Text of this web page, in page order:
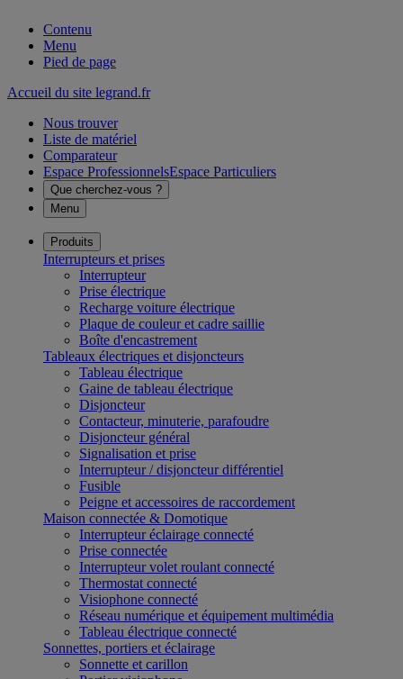
Contenu
Menu
Pied de page
Accueil du site legrand.fr
Nous trouver
Liste de matériel
Comparateur
Espace ProfessionnelsEspace Particuliers
Que cherchez-vous ?
Menu
Produits
Interrupteurs et prises
Interrupteur
Prise électrique
Recharge voiture électrique
Plaque de couleur et cadre saillie
Boîte d'encastrement
Tableaux électriques et disjoncteurs
Tableau électrique
Gaine de tableau électrique
Disjoncteur
Contacteur, minuterie, parafoudre
Disjoncteur général
Signalisation et prise
Interrupteur / disjoncteur différentiel
Fusible
Peigne et accessoires de raccordement
Maison connectée & Domotique
Interrupteur éclairage connecté
Prise connectée
Interrupteur volet roulant connecté
Thermostat connecté
Visiophone connecté
Réseau numérique et équipement multimédia
Tableau électrique connecté
Sonnettes, portiers et éclairage
Sonnette et carillon